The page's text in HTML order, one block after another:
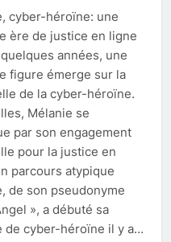
cyber-héroïne: une
ère de justice en ligne
années, une
figure émerge sur la
de la cyber-héroïne.
Mélanie se
par son engagement
pour la justice en
parcours atypique
de son pseudonyme
», a débuté sa
de cyber-héroïne il y a…